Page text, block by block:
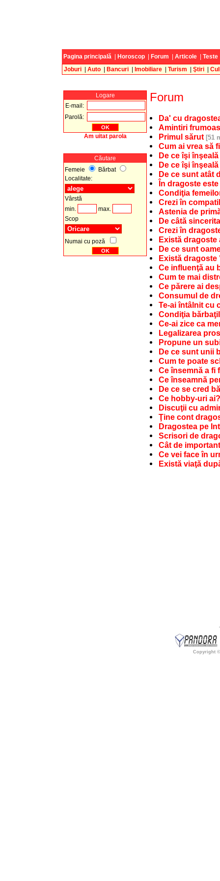
Pagina principală Horoscop Forum Articole Teste
Joburi
Auto Bancuri Imobiliare Turism Ştiri
Logare
E-mail:
Parolă:
Am uitat parola
Căutare
Femeie
Bărbat
Localitate:
Vârstă
min.
max.
Scop
Numai cu poză
Forum
Da' cu
Amintiri
Primul sărut [51
Cum ai vrea să
De ce îşi
De ce îşi
De ce sunt atât
În dragoste
Condiţia
Crezi în
Astenia de
De câtă
Crezi în
Există
De ce sunt
Există
Ce influenţă au
Cum te mai
Ce părere ai
Consumul de
Te-ai întâlnit cu
Condiţia
Ce-ai zice ca
Legalizarea
Propune un
De ce sunt unii
Cum te poate
Ce însemnă a fi
Ce înseamnă
De ce se cred
Ce hobby-uri ai?
Discuţii cu
Ţine cont
Dragostea pe
Scrisori de
Cât de
Ce vei face în
Există viaţă
Copyright